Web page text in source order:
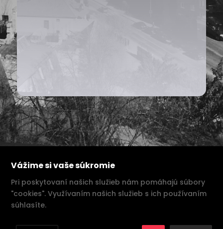
Vážime si vaše súkromie
Pri poskytovaní našich služieb nám pomáhajú súbory
"cookies". Využívaním našich služieb s ich používaním
súhlasíte.